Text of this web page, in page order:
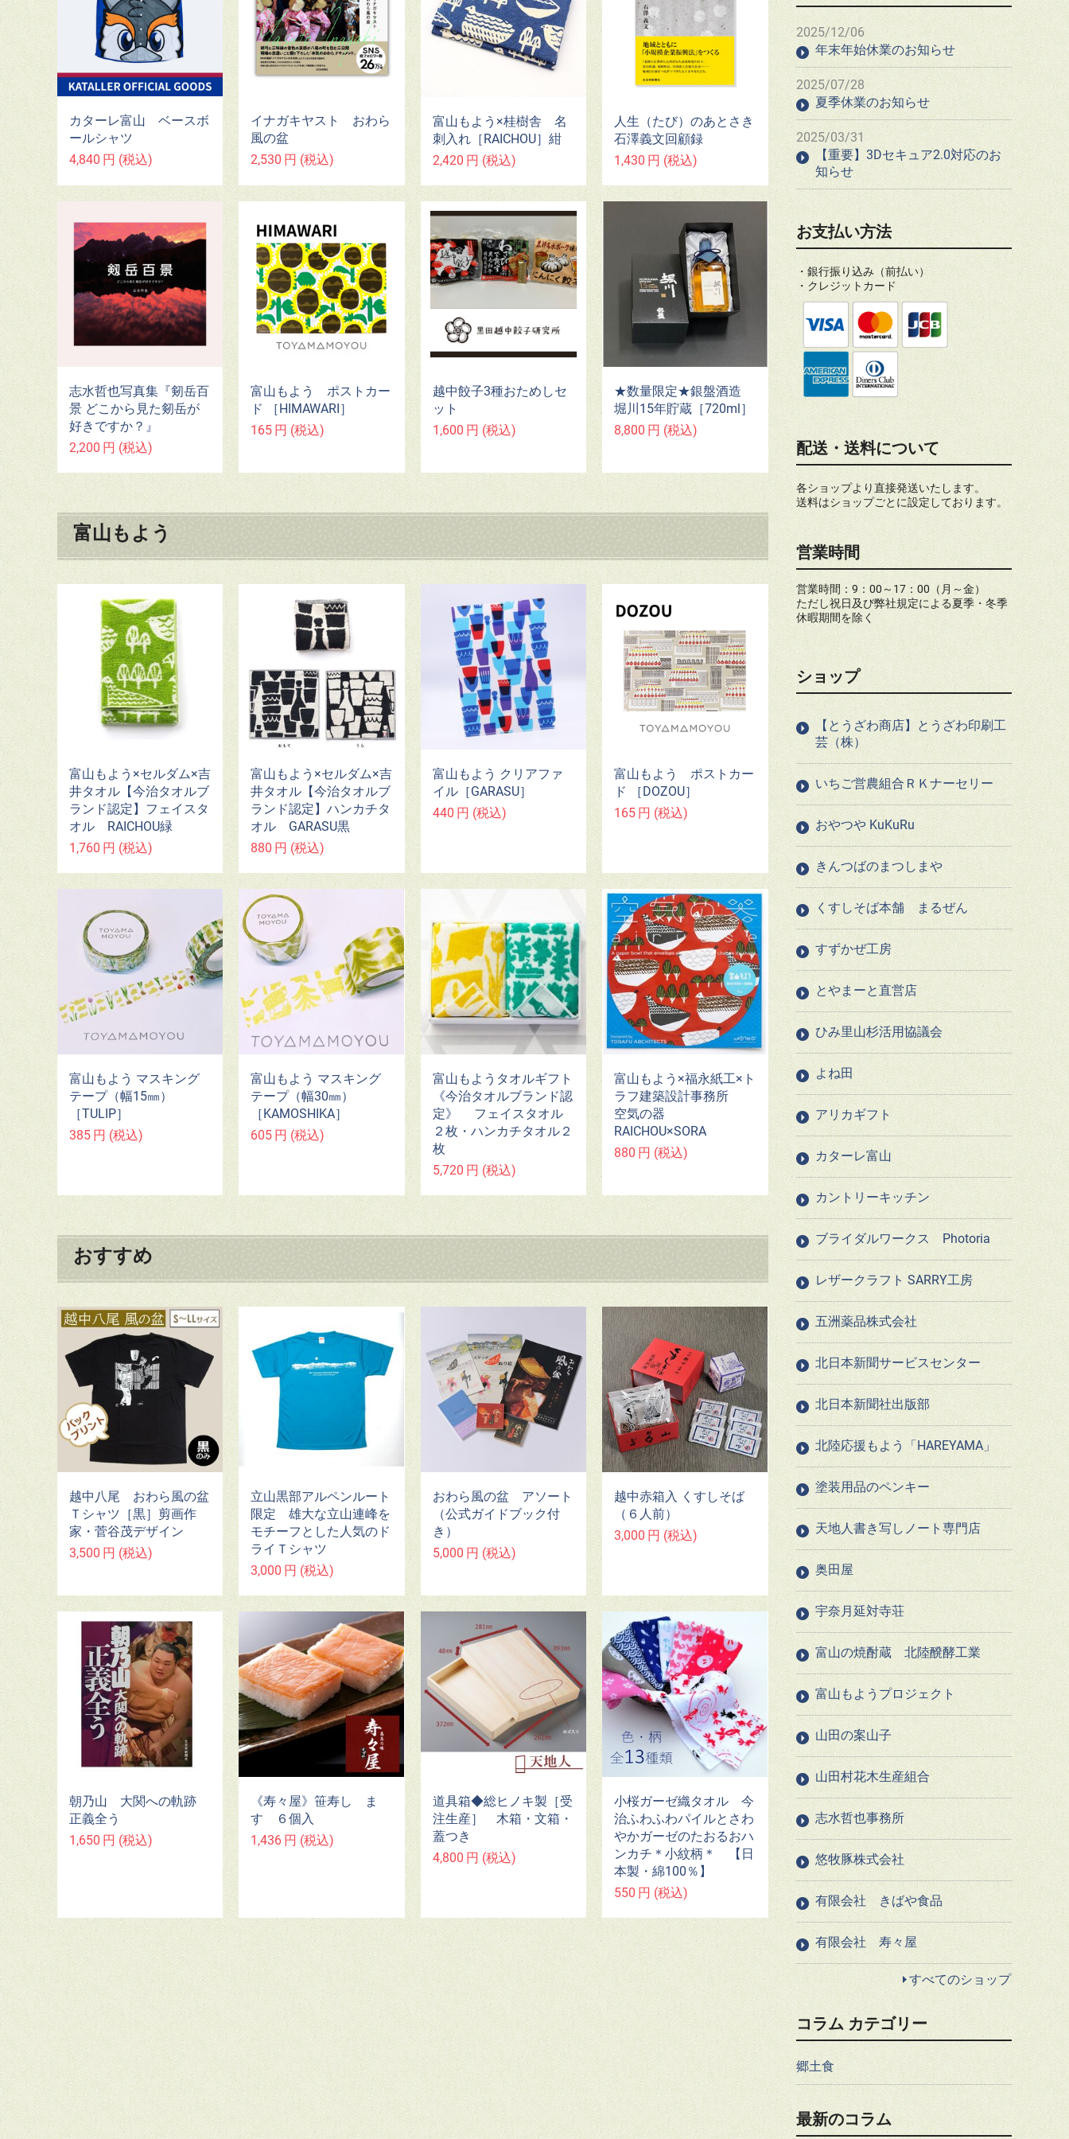
カターレ富山 ベースボ
ールシャツ
4,840 円 (税込)
イナガキヤスト おわら
風の盆
2,530 円 (税込)
富山もよう×桂樹舎 名
刺入れ［RAICHOU］紺
2,420 円 (税込)
人生（たび）のあとさき
石澤義文回顧録
1,430 円 (税込)
志水哲也写真集『剱岳百
景 どこから見た剱岳が
好きですか？』
2,200 円 (税込)
富山もよう ポストカー
ド ［HIMAWARI］
165 円 (税込)
越中餃子3種おためしセ
ット
1,600 円 (税込)
★数量限定★銀盤酒造
堀川15年貯蔵［720ml］
8,800 円 (税込)
富山もよう
富山もよう×セルダム×吉
井タオル【今治タオルブ
ランド認定】フェイスタ
オル RAICHOU緑
1,760 円 (税込)
富山もよう×セルダム×吉
井タオル【今治タオルブ
ランド認定】ハンカチタ
オル GARASU黒
880 円 (税込)
富山もよう クリアファ
イル［GARASU］
440 円 (税込)
富山もよう ポストカー
ド ［DOZOU］
165 円 (税込)
富山もよう マスキング
テープ（幅15㎜）
［TULIP］
385 円 (税込)
富山もよう マスキング
テープ（幅30㎜）
［KAMOSHIKA］
605 円 (税込)
富山もようタオルギフト
《今治タオルブランド認
定》 フェイスタオル
２枚・ハンカチタオル２
枚
5,720 円 (税込)
富山もよう×福永紙工×ト
ラフ建築設計事務所
空気の器
RAICHOU×SORA
880 円 (税込)
おすすめ
越中八尾 おわら風の盆
Ｔシャツ［黒］剪画作
家・菅谷茂デザイン
3,500 円 (税込)
立山黒部アルペンルート
限定 ​雄大な立山連峰を
モチーフとした人気のド
ライＴシャツ
3,000 円 (税込)
おわら風の盆 アソート
（公式ガイドブック付
き）
5,000 円 (税込)
越中赤箱入 くすしそば
（６人前）
3,000 円 (税込)
朝乃山 大関への軌跡
正義全う
1,650 円 (税込)
《寿々屋》笹寿し ま
す ６個入
1,436 円 (税込)
道具箱◆総ヒノキ製［受
注生産］ 木箱・文箱・
蓋つき
4,800 円 (税込)
小桜ガーゼ織タオル 今
治ふわふわパイルとさわ
やかガーゼのたおるおハ
ンカチ＊小紋柄＊ 【日
本製・綿100％】
550 円 (税込)
2025/12/06
年末年始休業のお知らせ
2025/07/28
夏季休業のお知らせ
2025/03/31
【重要】3Dセキュア2.0対応のお
知らせ
お支払い方法
・銀行振り込み（前払い）
・クレジットカード
配送・送料について
各ショップより直接発送いたします。
送料はショップごとに設定しております。
営業時間
営業時間：9：00～17：00（月～金）
ただし祝日及び弊社規定による夏季・冬季
休暇期間を除く
ショップ
【とうざわ商店】とうざわ印刷工
芸（株）
いちご営農組合ＲＫナーセリー
おやつや KuKuRu
きんつばのまつしまや
くすしそば本舗 まるぜん
すずかぜ工房
とやまーと直営店
ひみ里山杉活用協議会
よね田
アリカギフト
カターレ富山
カントリーキッチン
ブライダルワークス Photoria
レザークラフト SARRY工房
五洲薬品株式会社
北日本新聞サービスセンター
北日本新聞社出版部
北陸応援もよう「HAREYAMA」
塗装用品のペンキー
天地人書き写しノート専門店
奥田屋
宇奈月延対寺荘
富山の焼酎蔵 北陸醗酵工業
富山もようプロジェクト
山田の案山子
山田村花木生産組合
志水哲也事務所
悠牧豚株式会社
有限会社 きばや食品
有限会社 寿々屋
すべてのショップ
コラム カテゴリー
郷土食
最新のコラム